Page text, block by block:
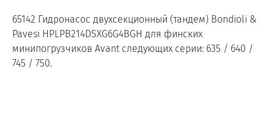
65142 Гидронасос двухсекционный (тандем) Bondioli &
Pavesi HPLPB214DSXG6G4BGH для финских
минипогрузчиков Avant следующих серии: 635 / 640 /
745 / 750.